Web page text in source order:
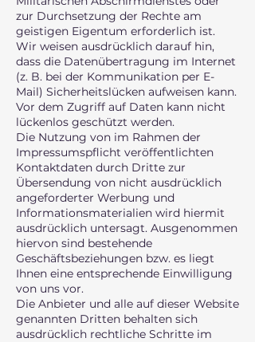
zur Durchsetzung der Rechte am
geistigen Eigentum erforderlich ist.
Wir weisen ausdrücklich darauf hin,
dass die Datenübertragung im Internet
(z. B. bei der Kommunikation per E-
Mail) Sicherheitslücken aufweisen kann.
Vor dem Zugriff auf Daten kann nicht
lückenlos geschützt werden.
Die Nutzung von im Rahmen der
Impressumspflicht veröffentlichten
Kontaktdaten durch Dritte zur
Übersendung von nicht ausdrücklich
angeforderter Werbung und
Informationsmaterialien wird hiermit
ausdrücklich untersagt. Ausgenommen
hiervon sind bestehende
Geschäftsbeziehungen bzw. es liegt
Ihnen eine entsprechende Einwilligung
von uns vor.
Die Anbieter und alle auf dieser Website
genannten Dritten behalten sich
ausdrücklich rechtliche Schritte im